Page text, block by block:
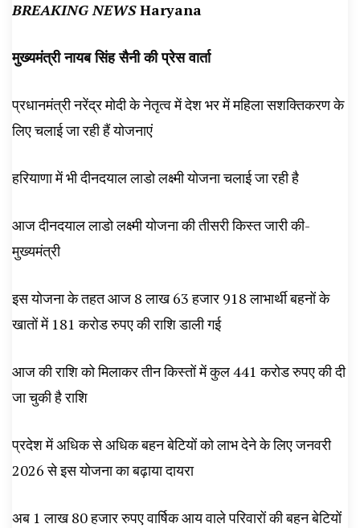
BREAKING NEWSHaryana
मुख्यमंत्री नायब सिंह सैनी की प्रेस वार्ता
प्रधानमंत्री नरेंद्र मोदी के नेतृत्व में देश भर में महिला सशक्तिकरण के
लिए चलाई जा रही हैं योजनाएं
हरियाणा में भी दीनदयाल लाडो लक्ष्मी योजना चलाई जा रही है
आज दीनदयाल लाडो लक्ष्मी योजना की तीसरी किस्त जारी की-
मुख्यमंत्री
इस योजना के तहत आज 8 लाख 63 हजार 918 लाभार्थी बहनों के
खातों में 181 करोड रुपए की राशि डाली गई
आज की राशि को मिलाकर तीन किस्तों में कुल 441 करोड रुपए की दी
जा चुकी है राशि
प्रदेश में अधिक से अधिक बहन बेटियों को लाभ देने के लिए जनवरी
2026 से इस योजना का बढ़ाया दायरा
अब 1 लाख 80 हजार रुपए वार्षिक आय वाले परिवारों की बहन बेटियों